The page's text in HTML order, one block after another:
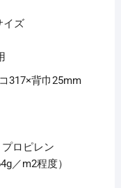
イズ
317×背巾25mm
ロピレン
／m2程度）